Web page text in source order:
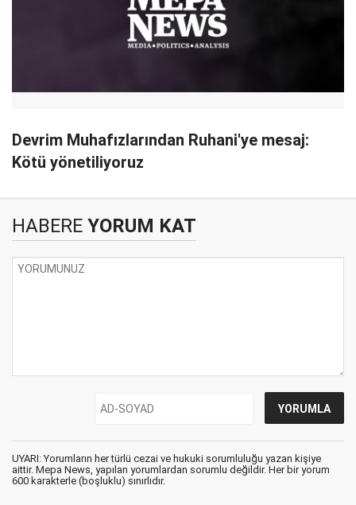
Devrim Muhafızlarından Ruhani'ye mesaj:
Kötü yönetiliyoruz
HABERE YORUM KAT
UYARI: Yorumların her türlü cezai ve hukuki sorumluluğu yazan kişiye
aittir. Mepa News, yapılan yorumlardan sorumlu değildir. Her bir yorum
600 karakterle (boşluklu) sınırlıdır.